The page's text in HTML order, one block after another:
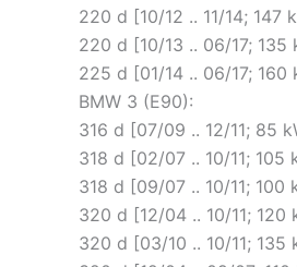
220 d [10/12 .. 11/14;
220 d [10/13 .. 06/17;
225 d [01/14 .. 06/17;
BMW 3 (E90):
316 d [07/09 .. 12/11; 85
318 d [02/07 .. 10/11;
318 d [09/07 .. 10/11;
320 d [12/04 .. 10/11;
320 d [03/10 .. 10/11;